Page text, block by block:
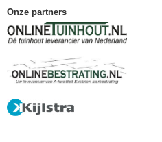
Onze partners